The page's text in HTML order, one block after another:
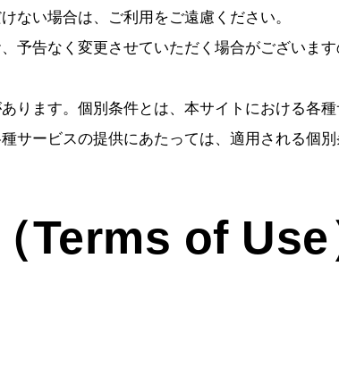
ない場合は、ご利用をご遠慮ください。
予告なく変更させていただく場合がございま
ります。個別条件とは、本サイトにおける各
サービスの提供にあたっては、適用される個別
Terms of Use